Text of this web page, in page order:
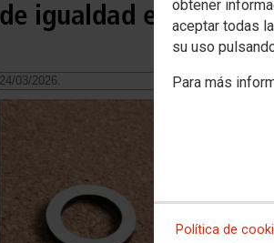
obtener
aceptar todas
su uso
Para más
Política de
de igualdad en Murcia
24/03/2026.